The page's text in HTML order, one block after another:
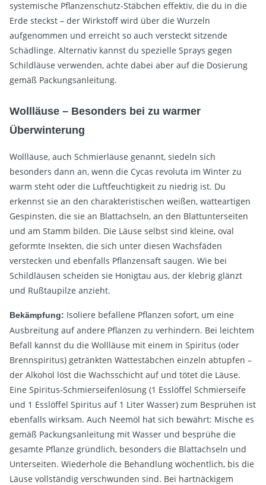
systemische Pflanzenschutz-Stäbchen effektiv, die du in die
Erde steckst – der Wirkstoff wird über die Wurzeln
aufgenommen und erreicht so auch versteckt sitzende
Schädlinge. Alternativ kannst du spezielle Sprays gegen
Schildläuse verwenden, achte dabei aber auf die Dosierung
gemäß Packungsanleitung.
Wollläuse – Besonders bei zu warmer
Überwinterung
Wollläuse, auch Schmierläuse genannt, siedeln sich
besonders dann an, wenn die Cycas revoluta im Winter zu
warm steht oder die Luftfeuchtigkeit zu niedrig ist. Du
erkennst sie an den charakteristischen weißen, watteartigen
Gespinsten, die sie an Blattachseln, an den Blattunterseiten
und am Stamm bilden. Die Läuse selbst sind kleine, oval
geformte Insekten, die sich unter diesen Wachsfäden
verstecken und ebenfalls Pflanzensaft saugen. Wie bei
Schildläusen scheiden sie Honigtau aus, der klebrig glänzt
und Rußtaupilze anzieht.
Bekämpfung: Isoliere befallene Pflanzen sofort, um eine
Ausbreitung auf andere Pflanzen zu verhindern. Bei leichtem
Befall kannst du die Wollläuse mit einem in Spiritus (oder
Brennspiritus) getränkten Wattestäbchen einzeln abtupfen –
der Alkohol löst die Wachsschicht auf und tötet die Läuse.
Eine Spiritus-Schmierseifenlösung (1 Esslöffel Schmierseife
und 1 Esslöffel Spiritus auf 1 Liter Wasser) zum Besprühen ist
ebenfalls wirksam. Auch Neemöl hat sich bewährt: Mische es
gemäß Packungsanleitung mit Wasser und besprühe die
gesamte Pflanze gründlich, besonders die Blattachseln und
Unterseiten. Wiederhole die Behandlung wöchentlich, bis die
Läuse vollständig verschwunden sind. Bei hartnäckigem